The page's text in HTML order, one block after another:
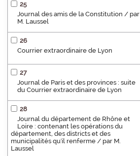
25
Journal des amis de la Constitution / par
M. Laussel
26
Courrier extraordinaire de Lyon
27
Journal de Paris et des provinces : suite
du Courrier extraordinaire de Lyon
28
Journal du département de Rhône et
Loire : contenant les opérations du
département, des districts et des
municipalités qu'il renferme / par M.
Laussel